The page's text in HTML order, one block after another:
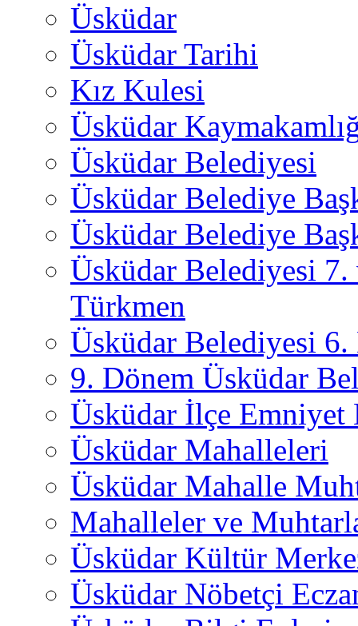
Üsküdar
Üsküdar Tarihi
Kız Kulesi
Üsküdar
Üsküdar Belediyesi
Üsküdar Belediye
Üsküdar Belediye
Üsküdar Belediyesi
Türkmen
Üsküdar Belediyesi 6.
9. Dönem Üsküdar
Üsküdar İlçe
Üsküdar Mahalleleri
Üsküdar Mahalle
Mahalleler ve
Üsküdar Kültür
Üsküdar Nöbetçi